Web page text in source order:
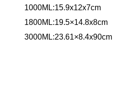
1000ML:15.9x12x7cm
1800ML:19.5×14.8x8cm
3000ML:23.61×8.4x90cm